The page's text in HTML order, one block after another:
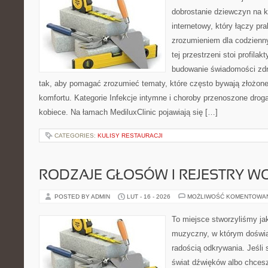
dobrostanie dziewczyn na
internetowy, który łączy
zrozumieniem dla
tej przestrzeni stoi
budowanie świadomości
tak, aby pomagać zrozumieć tematy, które często bywają
komfortu. Kategorie Infekcje intymne i choroby przenoszone
kobiece. Na łamach MediluxClinic pojawiają się […]
CATEGORIES: KULISY RESTAURACJI
RODZAJE GŁOSÓW I REJESTRY
POSTED BY ADMIN LUT - 16 - 2026 MOŻLIWOŚĆ
To miejsce stworzyliśmy
muzyczny, w którym
radością odkrywania. Jeśli
świat dźwięków albo